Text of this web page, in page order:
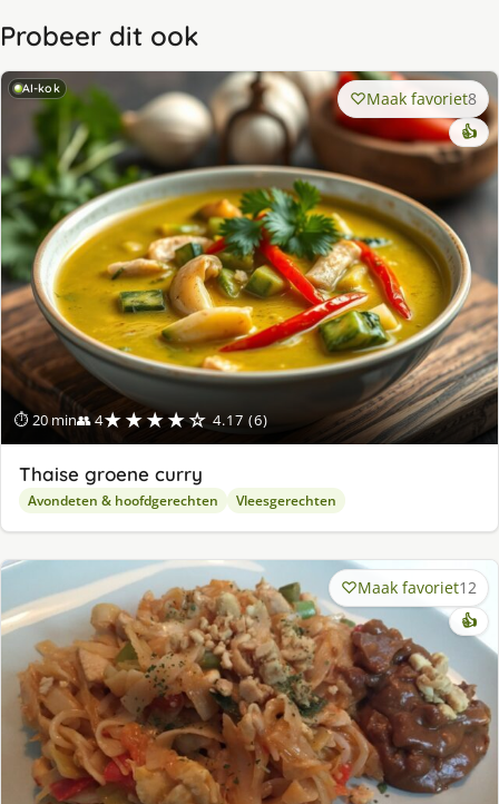
Probeer dit ook
AI-kok
⏱ 20 min👥 4★★★★☆ 4.17 (6)
Maak favoriet8
👍
Thaise groene curry
Avondeten & hoofdgerechten Vleesgerechten
Maak favoriet12
👍